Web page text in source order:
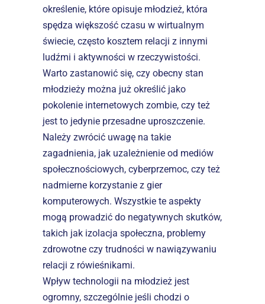
określenie, które opisuje młodzież, która
spędza większość czasu w wirtualnym
świecie, często kosztem relacji z innymi
ludźmi i aktywności w rzeczywistości.
Warto zastanowić się, czy obecny stan
młodzieży można już określić jako
pokolenie internetowych zombie, czy też
jest to jedynie przesadne uproszczenie.
Należy zwrócić uwagę na takie
zagadnienia, jak uzależnienie od mediów
społecznościowych, cyberprzemoc, czy też
nadmierne korzystanie z gier
komputerowych. Wszystkie te aspekty
mogą prowadzić do negatywnych skutków,
takich jak izolacja społeczna, problemy
zdrowotne czy trudności w nawiązywaniu
relacji z rówieśnikami.
Wpływ technologii na młodzież jest
ogromny, szczególnie jeśli chodzi o